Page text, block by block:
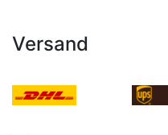
Versand